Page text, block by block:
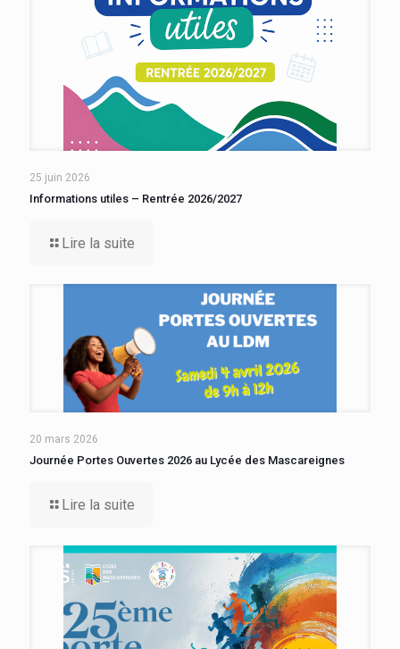
25 juin 2026
Informations utiles – Rentrée 2026/2027
Lire la suite
20 mars 2026
Journée Portes Ouvertes 2026 au Lycée des Mascareignes
Lire la suite